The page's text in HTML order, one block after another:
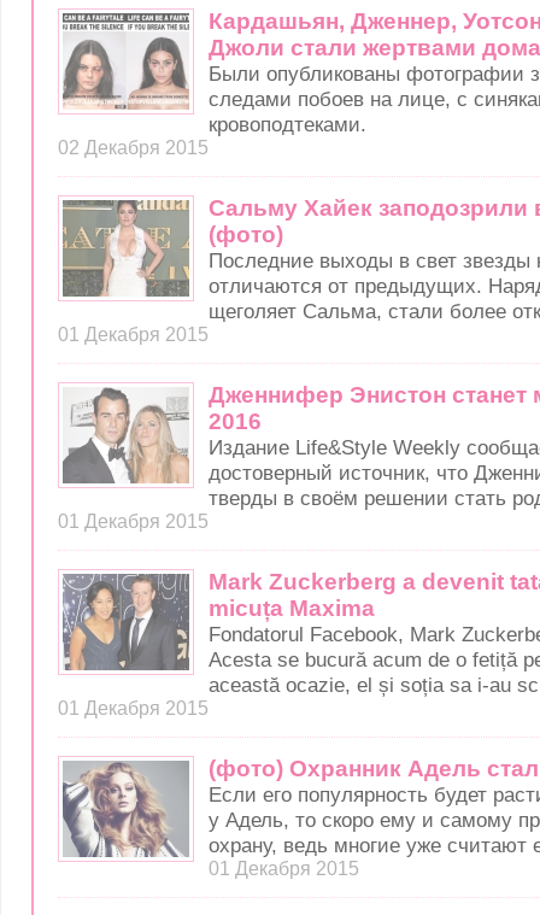
Кардашьян, Дженнер,
Джоли стали жертвами
Были опубликованы фотографии
следами побоев на лице, с
кровоподтеками.
02 Декабря 2015
Сальму Хайек заподозрили
(фото)
Последние выходы в свет звезды
отличаются от предыдущих.
щеголяет Сальма, стали более
01 Декабря 2015
Дженнифер Энистон станет
2016
Издание Life&Style Weekly
достоверный источник, что
тверды в своём решении стать
01 Декабря 2015
Mark Zuckerberg a devenit
micuța Maxima
Fondatorul Facebook, Mark
Acesta se bucură acum de o fetiță
această ocazie, el și soția sa i-au
01 Декабря 2015
(фото) Охранник Адель
Если его популярность будет
у Адель, то скоро ему и самому
охрану, ведь многие уже считают
01 Декабря 2015